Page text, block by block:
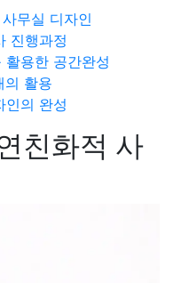
무실 디자인
진행과정
활용한 공간완성
의 활용
인의 완성
친화적 사